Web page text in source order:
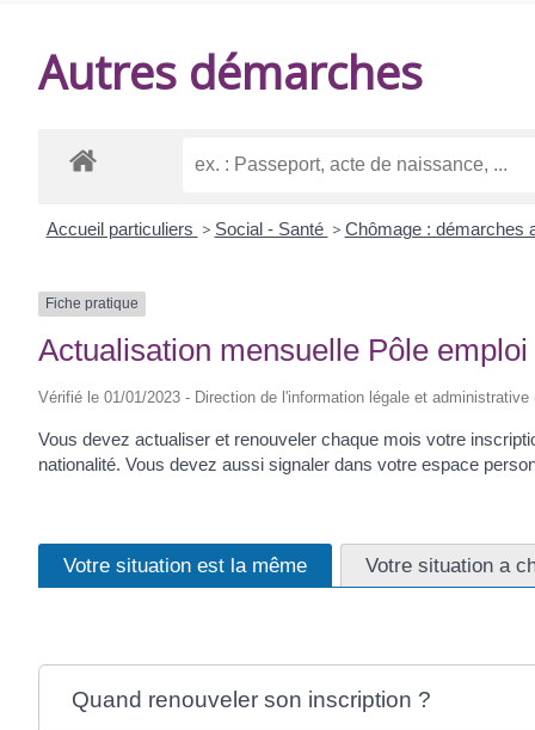
Autres démarches
Accueil particuliers > Social - Santé > Chômage : démarches
Fiche pratique
Actualisation mensuelle Pôle emploi
Vérifié le 01/01/2023 - Direction de l'information légale et administrative
Vous devez actualiser et renouveler chaque mois votre
nationalité. Vous devez aussi signaler dans votre espace
Votre situation est la même Votre situation a
Quand renouveler son inscription ?